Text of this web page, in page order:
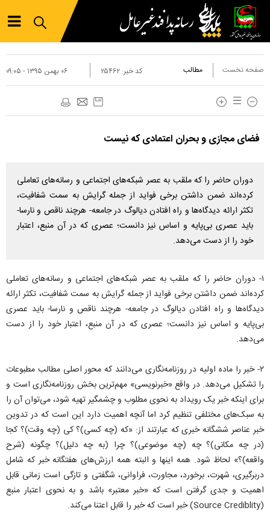
صفحه نخست مطالب ۰۶ بهمن ۱۳۹۵ - ۰۹:۰۵ کد خبر: ۲۵۴۶۲
فضای مجازی و بحران اعتمادی که نیست
دوران حاضر را که ملقب به عصر شبکه‌های اجتماعی و رسانه‌های تعاملی
کرده‌اند ضمن داشتن برخی فواید از جمله گرایش به سمت شفافیت،
تکثر ارائه دیدگاه‌ها و راه افتادن دیالوگ در جامعه- هرچند ناقص و نارسا-
باید عصری بی‌پایه و اساس نیز دانست؛ عصری که در آن منبع، اعتبار
خود را از دست می‌دهد.
۱- دوران حاضر را که ملقب به عصر شبکه‌های اجتماعی و رسانه‌های تعاملی
کرده‌اند ضمن داشتن برخی فواید از جمله گرایش به سمت شفافیت، تکثر ارائه
دیدگاه‌ها و راه افتادن دیالوگ در جامعه- هرچند ناقص و نارسا- باید عصری
بی‌پایه و اساس نیز دانست؛ عصری که در آن منبع، اعتبار خود را از دست
می‌دهد.
۲- خبر را ماده اولیه در روزنامه‌نگارى می‌دانند که محور اصلى مطالب مطبوعات
را تشکیل مى‌دهد. در واقع «خبرنویسى» مهم‌ترین بخش روزنامه‌نگارى است و
براى اینکه خبر یک رویداد به نحوى مطلوب و چشمگیر تهیه شود، مى‌توان آن را
به سبک‌هاى مختلفى تنظیم کرد اما آنچه اهمیت دارد این است که در تدوین
خبر عناصر ششگانه خبرى که عبارتند از: «که (چه کسى)؟ کى (چه وقت)؟ کجا
(در چه مکانى)؟ چه (چه موضوعى)؟ چرا (به چه دلیل)؟ چگونه (شرح
واقعه)؟» لحاظ شود. همه اینها و البته همه ارزش‌های هفتگانه خبر که شامل
دربرگیری، شهرت، برخورد، مجاورت، فراوانی، شگفتی و تازگی است زمانی قابل
اهمیت و جدی گرفتن است که «خبر معتبر» باشد و به نحوی اعتبار منبع
(Source Crediblity) خبر است که خبر را قابل اعتنا می‌کند.